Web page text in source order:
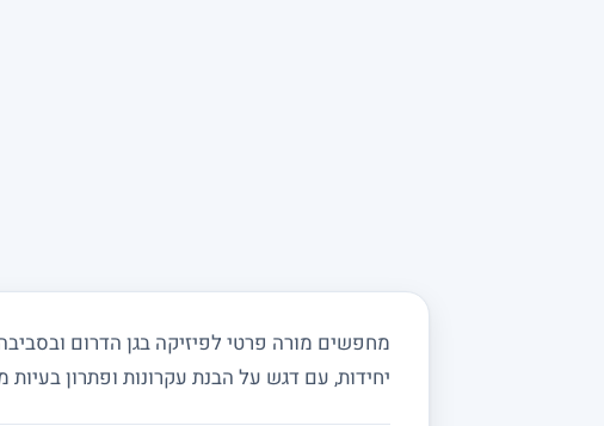
יחידות, עם דגש על הבנת עקרונות ופתרון בעיות